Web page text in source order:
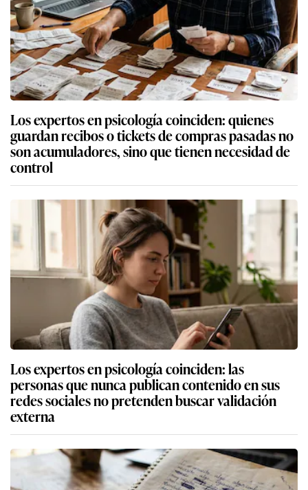
Los expertos en psicología coinciden: quienes
guardan recibos o tickets de compras pasadas no
son acumuladores, sino que tienen necesidad de
control
Los expertos en psicología coinciden: las
personas que nunca publican contenido en sus
redes sociales no pretenden buscar validación
externa